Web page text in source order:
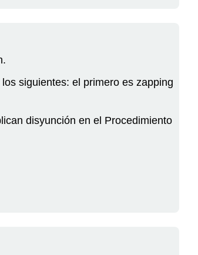
siguientes: el primero es zapping
disyunción en el Procedimiento